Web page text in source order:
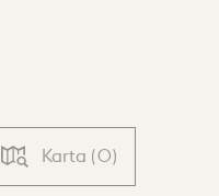
Karta (0)